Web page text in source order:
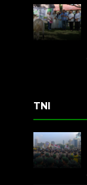
TNI